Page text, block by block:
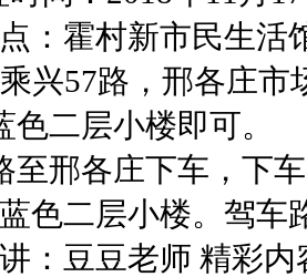
：霍村新市民生活
兴57路，邢各庄
色二层小楼即可
至邢各庄下车，下
色二层小楼。驾车
：豆豆老师 精彩